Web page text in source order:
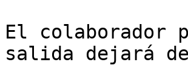
El colaborador